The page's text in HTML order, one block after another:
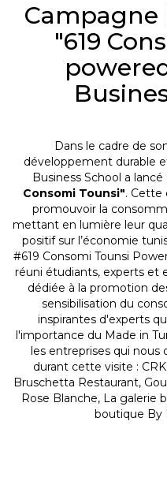
Campagne
"619
Dans le cadre de
développement durable
Business School a
Consomi Tounsi". Cette
promouvoir la
mettant en lumière leur
positif sur l’économie
#619 Consomi Tounsi
réuni étudiants, experts et
dédiée à la promotion
sensibilisation du
inspirantes d'experts
l'importance du Made in
les entreprises qui
durant cette visite :
Bruschetta Restaurant,
Rose Blanche, La galerie
boutique By